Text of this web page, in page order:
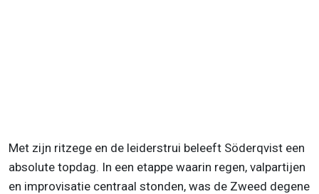
Met zijn ritzege en de leiderstrui beleeft Söderqvist een
absolute topdag. In een etappe waarin regen, valpartijen
en improvisatie centraal stonden, was de Zweed degene